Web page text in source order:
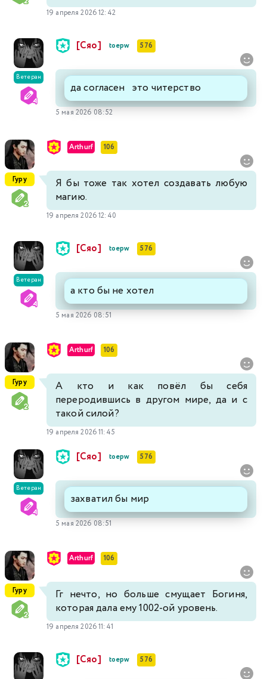
19 апреля 2026 12:42
Ветеран
[Сяо] toepw 576
да согласен это читерство
5 мая 2026 08:52
Гуру
Arthurf 106
Я бы тоже так хотел создавать любую
магию.
19 апреля 2026 12:40
Ветеран
[Сяо] toepw 576
а кто бы не хотел
5 мая 2026 08:51
Гуру
Arthurf 106
А кто и как повёл бы себя
переродившись в другом мире, да и с
такой силой?
19 апреля 2026 11:45
Ветеран
[Сяо] toepw 576
захватил бы мир
5 мая 2026 08:51
Гуру
Arthurf 106
Гг нечто, но больше смущает Богиня,
которая дала ему 1002-ой уровень.
19 апреля 2026 11:41
[Сяо] toepw 576